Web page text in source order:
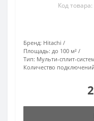
Код
Бренд: Hitachi
Площадь: до 100 м²
Тип: Мульти-сплит-
Количество